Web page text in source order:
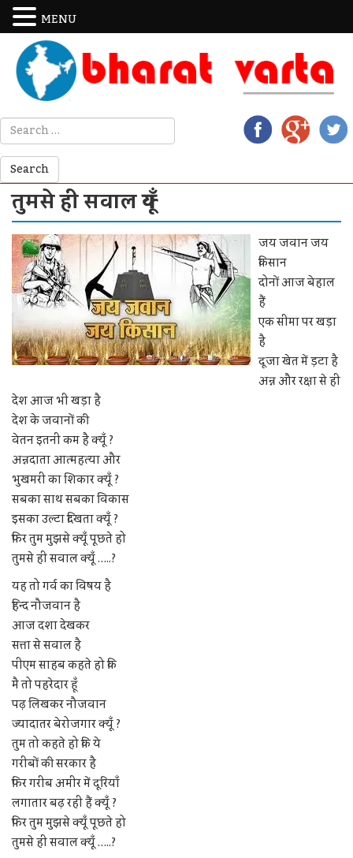
तुमसे ही सवाल क्यूँ
जय जवान जय
किसान
दोनों आज बेहाल
हैं
एक सीमा पर खड़ा
है
दूजा खेत में ड़टा है
अन्न और रक्षा से ही
देश आज भी खड़ा है
देश के जवानों की
वेतन इतनी कम है क्यूँ ?
अन्नदाता आत्महत्या और
भुखमरी का शिकार क्यूँ ?
सबका साथ सबका विकास
इसका उल्टा दिखता क्यूँ ?
फिर तुम मुझसे क्यूँ पूछते हो
तुमसे ही सवाल क्यूँ …..?
यह तो गर्व का विषय है
हिन्द नौजवान है
आज दशा देखकर
सत्ता से सवाल है
पीएम साहब कहते हो कि
मै तो पहरेदार हूँ
पढ़ लिखकर नौजवान
ज्यादातर बेरोजगार क्यूँ ?
तुम तो कहते हो कि ये
गरीबों की सरकार है
फिर गरीब अमीर में दूरियाँ
लगातार बढ़ रही हैं क्यूँ ?
फिर तुम मुझसे क्यूँ पूछते हो
तुमसे ही सवाल क्यूँ …..?
MENU